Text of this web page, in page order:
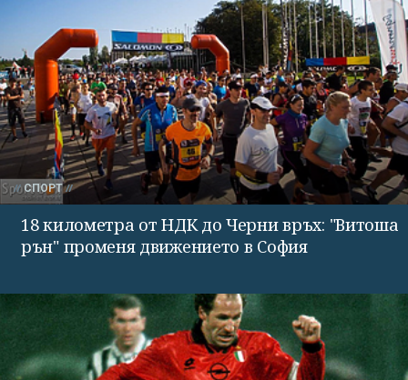
СПОРТ
18 километра от НДК до Черни връх: "Витоша
рън" променя движението в София